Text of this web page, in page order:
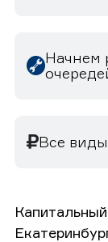
Начнем
Все